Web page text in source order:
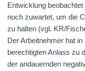
Entwicklung
noch zuwartet, um die
zu halten (vgl. KR/
Der Arbeitnehmer hat
berechtigten Anlass zu
der andauernden